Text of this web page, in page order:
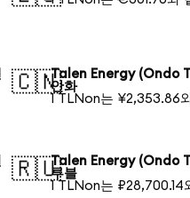
🇨🇳Talen Energy (Ondo
안화
1 TLNon는 ¥2,353.86
🇷🇺Talen Energy (Ondo
루블
1 TLNon는 ₽28,700.14